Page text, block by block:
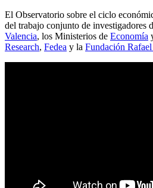
El Observatorio sobre el ciclo
del trabajo conjunto de investigadores
Valencia, los Ministerios de Economía
Research, Fedea y la Fundación